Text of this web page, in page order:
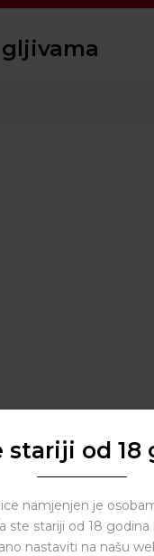
stariji od 18
namjenjen je
ste stariji od 18
nastaviti na našu